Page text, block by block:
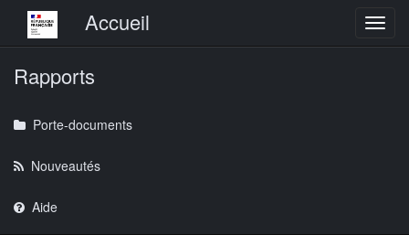
Menu principalAccueil
Rapports
Porte-documents
Nouveautés
Aide